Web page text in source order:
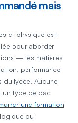
mais
et physique est
pour aborder
— les matières
performance
du lycée. Aucune
un type de bac
une formation
ou